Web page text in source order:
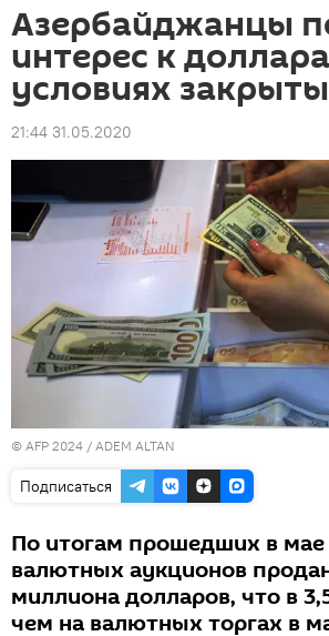
Азербайджанцы
интерес к
условиях
21:44 31.05.2020
© AFP 2024 / ADEM ALTAN
Подписаться
По итогам прошедших в
валютных аукционов
миллиона долларов, что в
чем на валютных торгах в